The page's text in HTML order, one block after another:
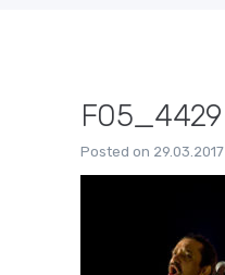
F05_4429
Posted on 29.03.2017